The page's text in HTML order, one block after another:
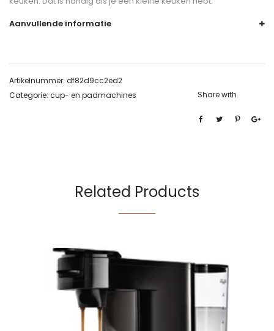
Aanvullende informatie
Artikelnummer: df82d9cc2ed2
Categorie: cup- en padmachines Share with
Related Products